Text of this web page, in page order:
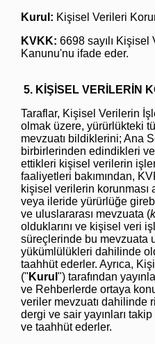
Kurul: Kişisel Verileri
KVKK: 6698 sayılı Kişisel
Kanunu'nu ifade eder.
5. KİŞİSEL VERİLERİN
Taraflar, Kişisel Verilerin
olmak üzere, yürürlükteki
mevzuatı bildiklerini; Ana
birbirlerinden edindikleri
ettikleri kişisel verilerin
faaliyetleri bakımından,
kişisel verilerin korunması
veya ileride yürürlüğe
ve uluslararası mevzuata (
olduklarını ve kişisel veri
süreçlerinde bu mevzuata
yükümlülükleri dahilinde
taahhüt ederler. Ayrıca,
(" Kurul ") tarafından
ve Rehberlerde ortaya
veriler mevzuatı dahilinde
dergi ve sair yayınları
ve taahhüt ederler.